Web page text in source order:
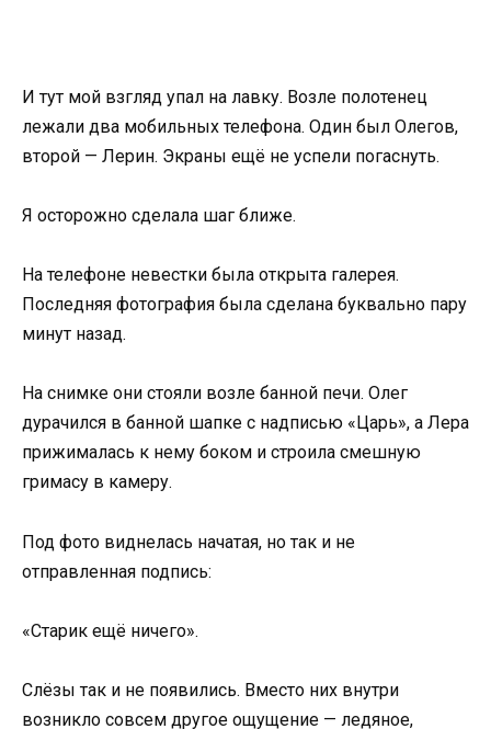
И тут мой взгляд упал на лавку. Возле полотенец
лежали два мобильных телефона. Один был Олегов,
второй — Лерин. Экраны ещё не успели погаснуть.
Я осторожно сделала шаг ближе.
На телефоне невестки была открыта галерея.
Последняя фотография была сделана буквально пару
минут назад.
На снимке они стояли возле банной печи. Олег
дурачился в банной шапке с надписью «Царь», а Лера
прижималась к нему боком и строила смешную
гримасу в камеру.
Под фото виднелась начатая, но так и не
отправленная подпись:
«Старик ещё ничего».
Слёзы так и не появились. Вместо них внутри
возникло совсем другое ощущение — ледяное,